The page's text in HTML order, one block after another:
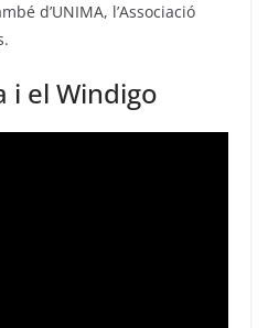
d’UNIMA, l’Associació
i el Windigo